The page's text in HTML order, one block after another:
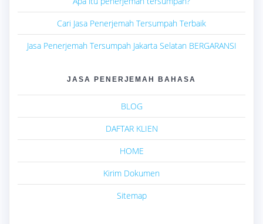
Cari Jasa Penerjemah Tersumpah Terbaik
Jasa Penerjemah Tersumpah Jakarta Selatan BERGARANSI
JASA PENERJEMAH BAHASA
BLOG
DAFTAR KLIEN
HOME
Kirim Dokumen
Sitemap